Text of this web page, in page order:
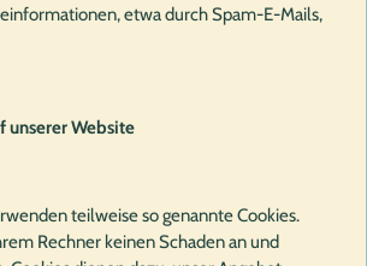
etwa durch Spam-E-Mails,
unserer Website
teilweise so genannte Cookies.
Rechner keinen Schaden an und